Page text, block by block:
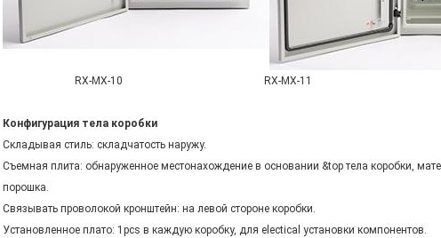
RX-MX-10 RX-MX-11
Конфигурация тела коробки
Складывая стиль: складчатость наружу.
Съемная плита: обнаруженное местонахождение в основании &top тела коробки,
порошка.
Связывать проволокой кронштейн: на левой стороне коробки.
Установленное плато: 1pcs в каждую коробку, для electical установки компонентов.